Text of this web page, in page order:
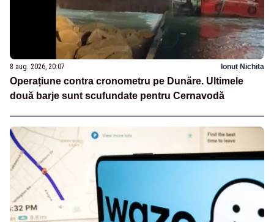
8 aug. 2026, 20:07 Ionuț Nichita
Operațiune contra cronometru pe Dunăre. Ultimele
două barje sunt scufundate pentru Cernavodă